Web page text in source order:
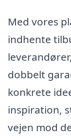
Med vores
indhente
dobbelt
konkrete
inspiration,
vejen mod